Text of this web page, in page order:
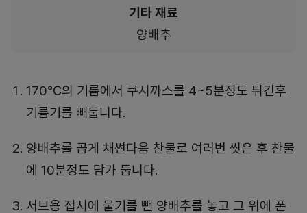
기타 재료
양배추
170℃의 기름에서 쿠시까스를 4~5분정도 튀긴후
기름기를 빼둡니다.
양배추를 곱게 채썬다음 찬물로 여러번 씻은 후 찬물
에 10분정도 담가 둡니다.
서브용 접시에 물기를 뺀 양배추를 놓고 그 위에 폰